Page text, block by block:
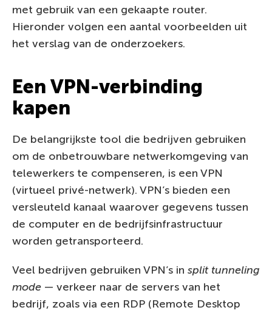
met gebruik van een gekaapte router.
Hieronder volgen een aantal voorbeelden uit
het verslag van de onderzoekers.
Een VPN-verbinding
kapen
De belangrijkste tool die bedrijven gebruiken
om de onbetrouwbare netwerkomgeving van
telewerkers te compenseren, is een VPN
(virtueel privé-netwerk). VPN’s bieden een
versleuteld kanaal waarover gegevens tussen
de computer en de bedrijfsinfrastructuur
worden getransporteerd.
Veel bedrijven gebruiken VPN’s in split tunneling
mode — verkeer naar de servers van het
bedrijf, zoals via een RDP (Remote Desktop